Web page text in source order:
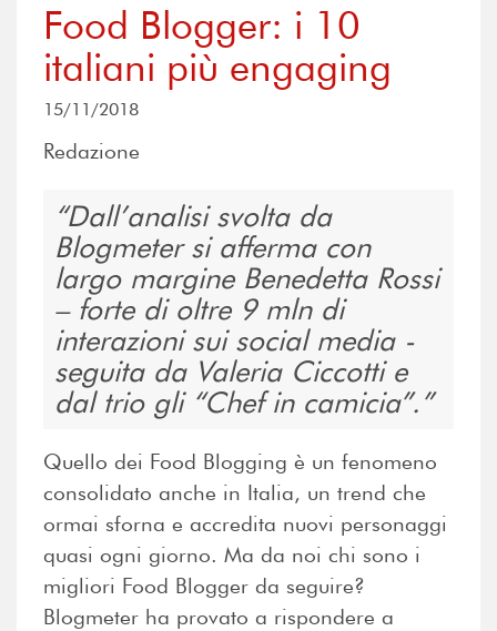
Food Blogger: i 10
italiani più engaging
15/11/2018
Redazione
Dall’analisi svolta da
Blogmeter si afferma con
largo margine Benedetta Rossi
– forte di oltre 9 mln di
interazioni sui social media -
seguita da Valeria Ciccotti e
dal trio gli “Chef in camicia”.
Quello dei Food Blogging è un fenomeno
consolidato anche in Italia, un trend che
ormai sforna e accredita nuovi personaggi
quasi ogni giorno. Ma da noi chi sono i
migliori Food Blogger da seguire?
Blogmeter ha provato a rispondere a